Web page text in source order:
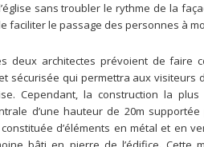
sans troubler le rythme de la
faciliter le passage des personnes à
deux architectes prévoient de faire
sécurisée qui permettra aux visiteurs
Cependant, la construction la
d’une hauteur de 20m
d’éléments en métal et en